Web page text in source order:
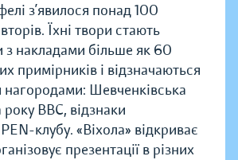
з’явилося понад 100
Їхні твори стають
з накладами більше як 60
примірників і відзначаються
Шевченківська
BBC, відзнаки
клубу. «Віхола» відкриває
презентації в різних